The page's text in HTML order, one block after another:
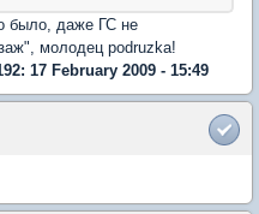
было, даже ГС не
молодец podruzka!
17 February 2009 - 15:49